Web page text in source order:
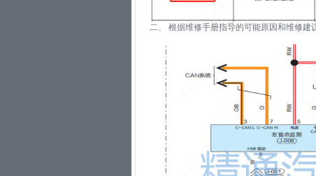
二、 根据维修手册指导的可能原因和维修建